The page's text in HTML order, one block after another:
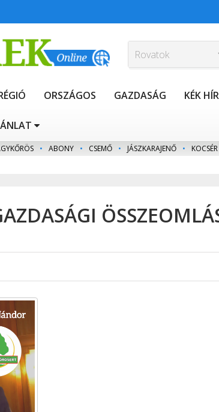
ORSZÁGOS GAZDASÁG KÉK
• ABONY • CSEMŐ • JÁSZKARAJENŐ • KOCSÉR